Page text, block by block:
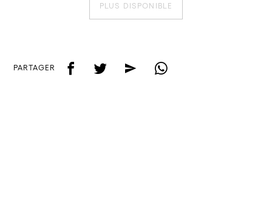
PLUS DISPONIBLE
PARTAGER f t e w